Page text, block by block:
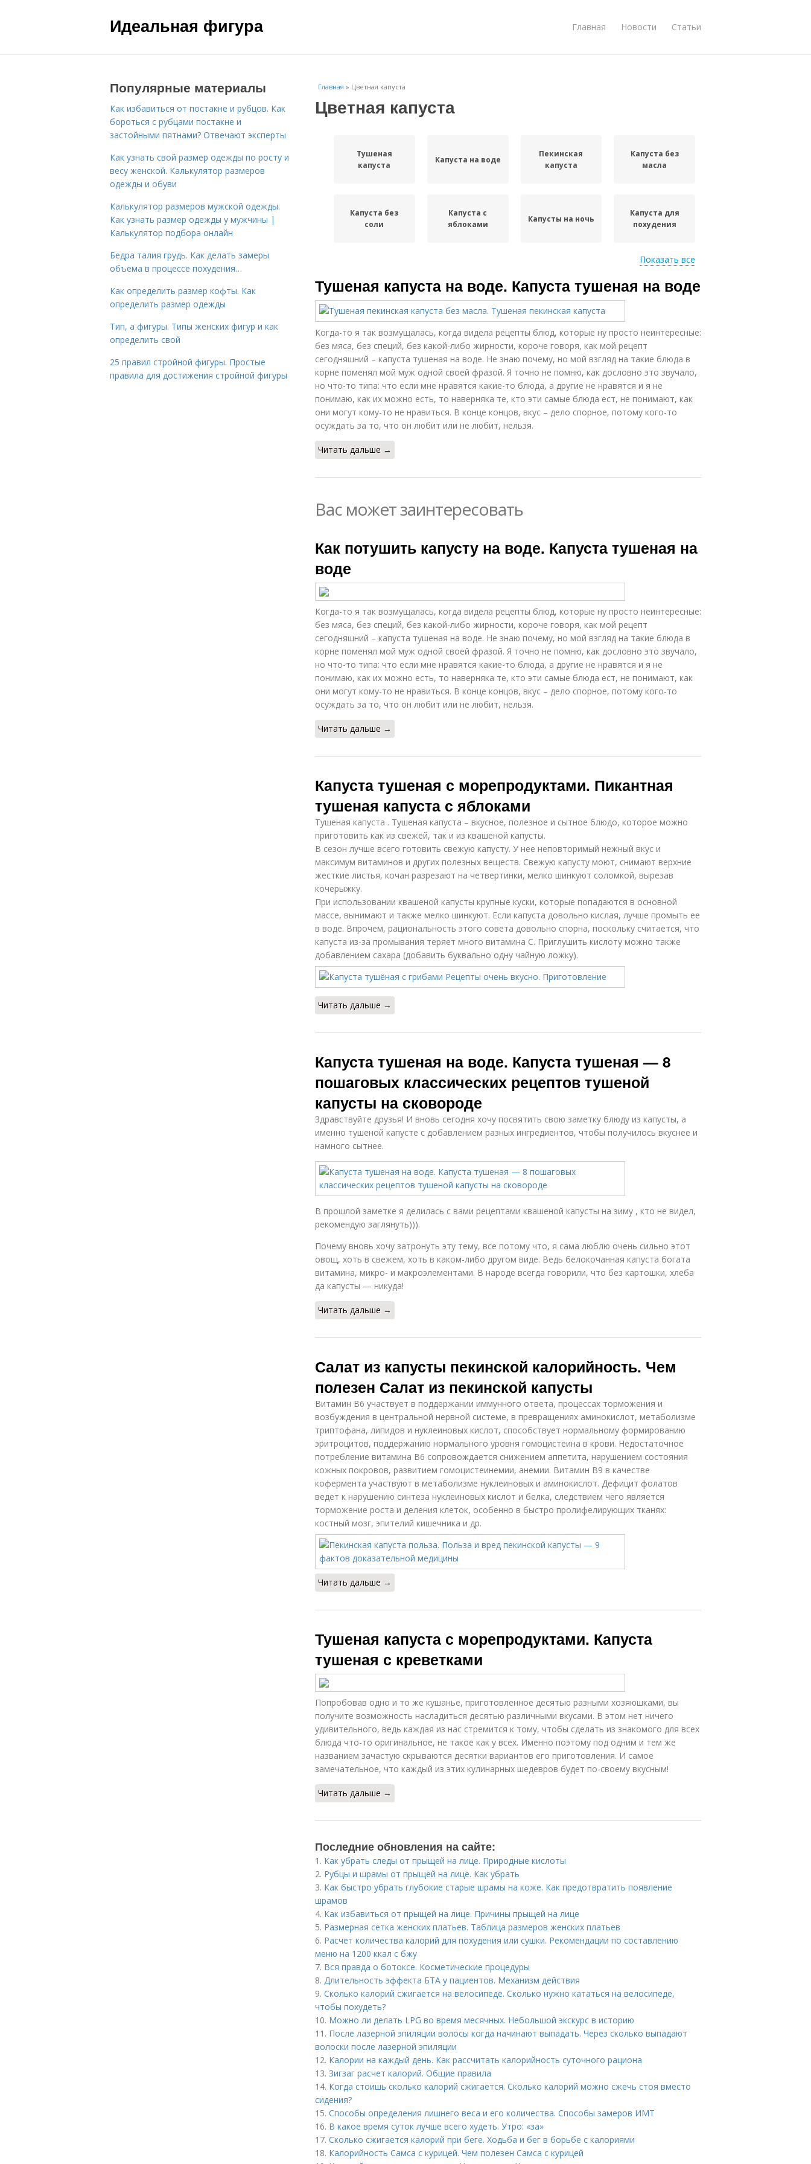
Идеальная фигура Главная Новости Статьи
Главная » Цветная капуста
Цветная капуста
Тушеная
капуста
Капуста на воде
Пекинская
капуста
Капуста без
масла
Капуста без
соли
Капуста с
яблоками
Капусты на ночь
Капуста для
похудения
Показать все
Тушеная капуста на воде. Капуста тушеная на воде
Когда-то я так возмущалась, когда видела рецепты блюд, которые ну просто неинтересные:
без мяса, без специй, без какой-либо жирности, короче говоря, как мой рецепт
сегодняшний – капуста тушеная на воде. Не знаю почему, но мой взгляд на такие блюда в
корне поменял мой муж одной своей фразой. Я точно не помню, как дословно это звучало,
но что-то типа: что если мне нравятся какие-то блюда, а другие не нравятся и я не
понимаю, как их можно есть, то наверняка те, кто эти самые блюда ест, не понимают, как
они могут кому-то не нравиться. В конце концов, вкус – дело спорное, потому кого-то
осуждать за то, что он любит или не любит, нельзя.
Читать дальше →
Вас может заинтересовать
Как потушить капусту на воде. Капуста тушеная на
воде
Когда-то я так возмущалась, когда видела рецепты блюд, которые ну просто неинтересные:
без мяса, без специй, без какой-либо жирности, короче говоря, как мой рецепт
сегодняшний – капуста тушеная на воде. Не знаю почему, но мой взгляд на такие блюда в
корне поменял мой муж одной своей фразой. Я точно не помню, как дословно это звучало,
но что-то типа: что если мне нравятся какие-то блюда, а другие не нравятся и я не
понимаю, как их можно есть, то наверняка те, кто эти самые блюда ест, не понимают, как
они могут кому-то не нравиться. В конце концов, вкус – дело спорное, потому кого-то
осуждать за то, что он любит или не любит, нельзя.
Читать дальше →
Капуста тушеная с морепродуктами. Пикантная
тушеная капуста с яблоками
Тушеная капуста . Тушеная капуста – вкусное, полезное и сытное блюдо, которое можно
приготовить как из свежей, так и из квашеной капусты.
В сезон лучше всего готовить свежую капусту. У нее неповторимый нежный вкус и
максимум витаминов и других полезных веществ. Свежую капусту моют, снимают верхние
жесткие листья, кочан разрезают на четвертинки, мелко шинкуют соломкой, вырезав
кочерыжку.
При использовании квашеной капусты крупные куски, которые попадаются в основной
массе, вынимают и также мелко шинкуют. Если капуста довольно кислая, лучше промыть ее
в воде. Впрочем, рациональность этого совета довольно спорна, поскольку считается, что
капуста из-за промывания теряет много витамина С. Приглушить кислоту можно также
добавлением сахара (добавить буквально одну чайную ложку).
Читать дальше →
Капуста тушеная на воде. Капуста тушеная — 8
пошаговых классических рецептов тушеной
капусты на сковороде
Здравствуйте друзья! И вновь сегодня хочу посвятить свою заметку блюду из капусты, а
именно тушеной капусте с добавлением разных ингредиентов, чтобы получилось вкуснее и
намного сытнее.
В прошлой заметке я делилась с вами рецептами квашеной капусты на зиму , кто не видел,
рекомендую заглянуть))).
Почему вновь хочу затронуть эту тему, все потому что, я сама люблю очень сильно этот
овощ, хоть в свежем, хоть в каком-либо другом виде. Ведь белокочанная капуста богата
витамина, микро- и макроэлементами. В народе всегда говорили, что без картошки, хлеба
да капусты — никуда!
Читать дальше →
Салат из капусты пекинской калорийность. Чем
полезен Салат из пекинской капусты
Витамин В6 участвует в поддержании иммунного ответа, процессах торможения и
возбуждения в центральной нервной системе, в превращениях аминокислот, метаболизме
триптофана, липидов и нуклеиновых кислот, способствует нормальному формированию
эритроцитов, поддержанию нормального уровня гомоцистеина в крови. Недостаточное
потребление витамина В6 сопровождается снижением аппетита, нарушением состояния
кожных покровов, развитием гомоцистеинемии, анемии. Витамин В9 в качестве
кофермента участвуют в метаболизме нуклеиновых и аминокислот. Дефицит фолатов
ведет к нарушению синтеза нуклеиновых кислот и белка, следствием чего является
торможение роста и деления клеток, особенно в быстро пролифелирующих тканях:
костный мозг, эпителий кишечника и др.
Читать дальше →
Тушеная капуста с морепродуктами. Капуста
тушеная с креветками
Попробовав одно и то же кушанье, приготовленное десятью разными хозяюшками, вы
получите возможность насладиться десятью различными вкусами. В этом нет ничего
удивительного, ведь каждая из нас стремится к тому, чтобы сделать из знакомого для всех
блюда что-то оригинальное, не такое как у всех. Именно поэтому под одним и тем же
названием зачастую скрываются десятки вариантов его приготовления. И самое
замечательное, что каждый из этих кулинарных шедевров будет по-своему вкусным!
Читать дальше →
Последние обновления на сайте:
1. Как убрать следы от прыщей на лице. Природные кислоты
2. Рубцы и шрамы от прыщей на лице. Как убрать
3. Как быстро убрать глубокие старые шрамы на коже. Как предотвратить появление
шрамов
4. Как избавиться от прыщей на лице. Причины прыщей на лице
5. Размерная сетка женских платьев. Таблица размеров женских платьев
6. Расчет количества калорий для похудения или сушки. Рекомендации по составлению
меню на 1200 ккал с бжу
7. Вся правда о ботоксе. Косметические процедуры
8. Длительность эффекта БТА у пациентов. Механизм действия
9. Сколько калорий сжигается на велосипеде. Сколько нужно кататься на велосипеде,
чтобы похудеть?
10. Можно ли делать LPG во время месячных. Небольшой экскурс в историю
11. После лазерной эпиляции волосы когда начинают выпадать. Через сколько выпадают
волоски после лазерной эпиляции
12. Калории на каждый день. Как рассчитать калорийность суточного рациона
13. Зигзаг расчет калорий. Общие правила
14. Когда стоишь сколько калорий сжигается. Сколько калорий можно сжечь стоя вместо
сидения?
15. Способы определения лишнего веса и его количества. Способы замеров ИМТ
16. В какое время суток лучше всего худеть. Утро: «за»
17. Сколько сжигается калорий при беге. Ходьба и бег в борьбе с калориями
18. Калорийность Самса с курицей. Чем полезен Самса с курицей
Популярные материалы
Как избавиться от постакне и рубцов. Как
бороться с рубцами постакне и
застойными пятнами? Отвечают эксперты
Как узнать свой размер одежды по росту и
весу женской. Калькулятор размеров
одежды и обуви
Калькулятор размеров мужской одежды.
Как узнать размер одежды у мужчины |
Калькулятор подбора онлайн
Бедра талия грудь. Как делать замеры
объёма в процессе похудения…
Как определить размер кофты. Как
определить размер одежды
Тип, а фигуры. Типы женских фигур и как
определить свой
25 правил стройной фигуры. Простые
правила для достижения стройной фигуры